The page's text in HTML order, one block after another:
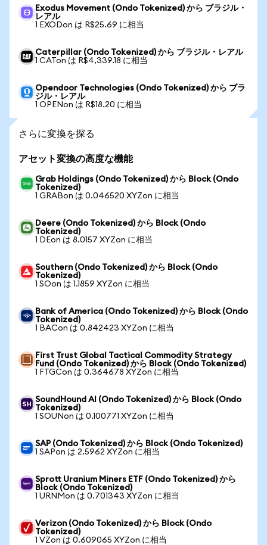
Exodus Movement (Ondo Tokenized) から ブラジル・
レアル
1 EXODon は R$25.69 に相当
Caterpillar (Ondo Tokenized) から ブラジル・レアル
1 CATon は R$4,339.18 に相当
Opendoor Technologies (Ondo Tokenized) から ブラ
ジル・レアル
1 OPENon は R$18.20 に相当
さらに変換を探る
アセット変換の高度な機能
Grab Holdings (Ondo Tokenized) から Block (Ondo
Tokenized)
1 GRABon は 0.046520 XYZon に相当
Deere (Ondo Tokenized) から Block (Ondo
Tokenized)
1 DEon は 8.0157 XYZon に相当
Southern (Ondo Tokenized) から Block (Ondo
Tokenized)
1 SOon は 1.1859 XYZon に相当
Bank of America (Ondo Tokenized) から Block (Ondo
Tokenized)
1 BACon は 0.842423 XYZon に相当
First Trust Global Tactical Commodity Strategy
Fund (Ondo Tokenized) から Block (Ondo Tokenized)
1 FTGCon は 0.364678 XYZon に相当
SoundHound AI (Ondo Tokenized) から Block (Ondo
Tokenized)
1 SOUNon は 0.100771 XYZon に相当
SAP (Ondo Tokenized) から Block (Ondo Tokenized)
1 SAPon は 2.5962 XYZon に相当
Sprott Uranium Miners ETF (Ondo Tokenized) から
Block (Ondo Tokenized)
1 URNMon は 0.701343 XYZon に相当
Verizon (Ondo Tokenized) から Block (Ondo
Tokenized)
1 VZon は 0.609065 XYZon に相当